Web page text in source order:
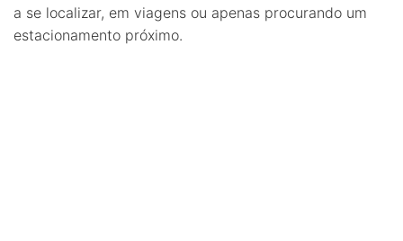
a se localizar, em viagens ou apenas procurando um
estacionamento próximo.